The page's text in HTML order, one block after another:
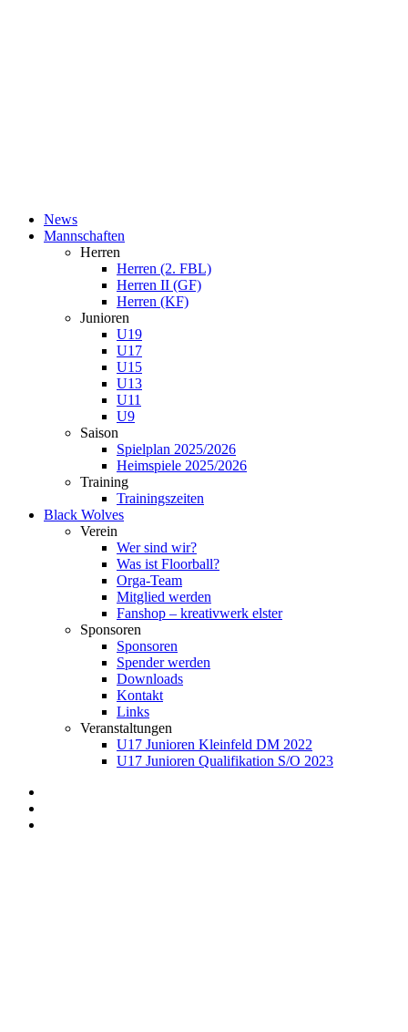
News
Mannschaften
Herren
Herren (2. FBL)
Herren II (GF)
Herren (KF)
Junioren
U19
U17
U15
U13
U11
U9
Saison
Spielplan 2025/2026
Heimspiele 2025/2026
Training
Trainingszeiten
Black Wolves
Verein
Wer sind wir?
Was ist Floorball?
Orga-Team
Mitglied werden
Fanshop – kreativwerk elster
Sponsoren
Sponsoren
Spender werden
Downloads
Kontakt
Links
Veranstaltungen
U17 Junioren Kleinfeld DM 2022
U17 Junioren Qualifikation S/O 2023